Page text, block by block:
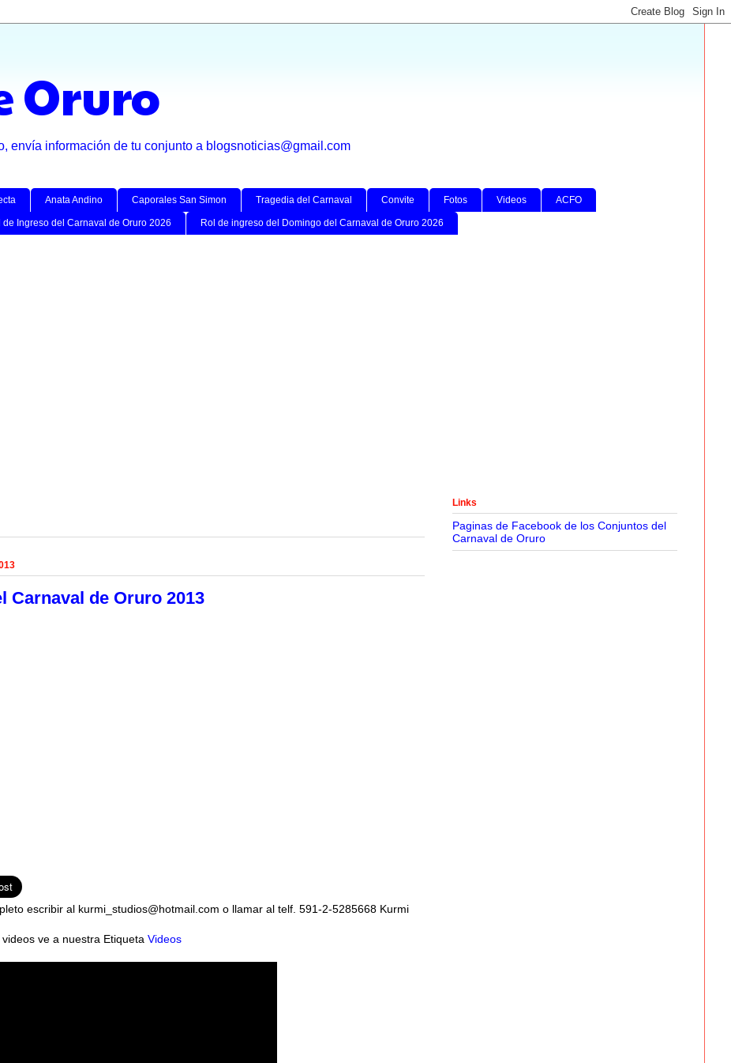
Oruro
envía información de tu conjunto a blogsnoticias@gmail.com
Anata Andino Caporales San Simon Tragedia del Carnaval Convite Fotos Videos ACFO
de Ingreso del Carnaval de Oruro 2026 Rol de ingreso del Domingo del Carnaval de Oruro 2026
Carnaval de Oruro 2013
escribir al kurmi_studios@hotmail.com o llamar al telf. 591-2-5285668 Kurmi
ve a nuestra Etiqueta Videos
Links
Paginas de Facebook de los Conjuntos del
Carnaval de Oruro